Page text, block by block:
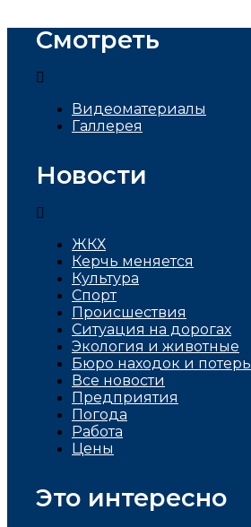
Смотреть
Видеоматериалы
Галлерея
Новости
ЖКХ
Керчь меняется
Культура
Спорт
Проиcшествия
Ситуация на дорогах
Экология и животные
Бюро находок и потерь
Все новости
Предприятия
Погода
Работа
Цены
Это интересно